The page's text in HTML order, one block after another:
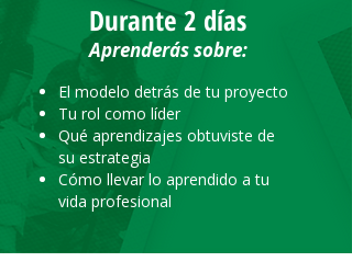
Durante 2 días
Aprenderás sobre:
El modelo detrás de tu proyecto
Tu rol como líder
Qué aprendizajes obtuviste de
su estrategia
Cómo llevar lo aprendido a tu
vida profesional